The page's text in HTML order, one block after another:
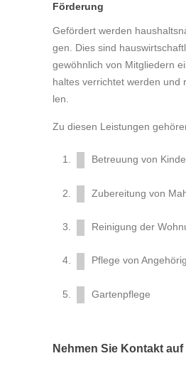
Förderung
Ge­för­dert wer­den
gen. Dies sind
ge­wöhn­lich von Mit­glie­dern
hal­tes ver­rich­tet wer­den
len.
Zu die­sen Leis­tun­gen
Be­treu­ung von
Zu­be­rei­tung von
Rei­ni­gung der
Pfle­ge von
Gar­ten­pfle­ge
Nehmen Sie Kontakt auf